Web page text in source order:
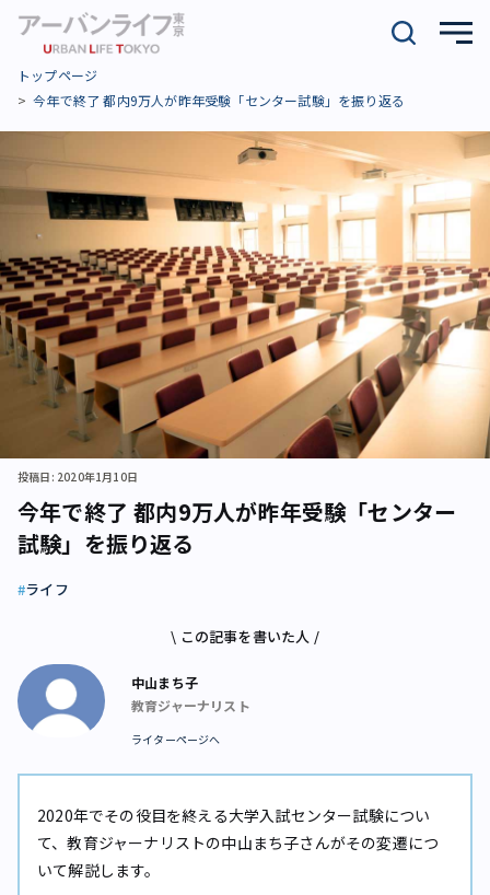
トップページ
今年で終了 都内9万人が昨年受験「センター試験」を振り返る
今年で終了 都内9万人が昨年受験「センター
試験」を振り返る
投稿日: 2020年1月10日
ライフ
\ この記事を書いた人 /
中山まち子
教育ジャーナリスト
ライターページへ
2020年でその役目を終える大学入試センター試験につい
て、教育ジャーナリストの中山まち子さんがその変遷につ
いて解説します。